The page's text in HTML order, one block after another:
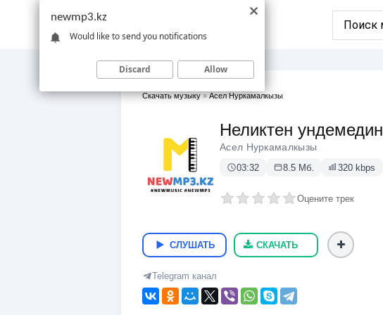
Скачать музыку »Асел Нуркамалкызы
Неликтен ундемедин
Асел Нуркамалкызы
03:32 8.5 Мб. 320 kbps
Оцените трек
СЛУШАТЬ СКАЧАТЬ
Telegram канал
newmp3.kz
Would like to send you notifications
Discard Allow